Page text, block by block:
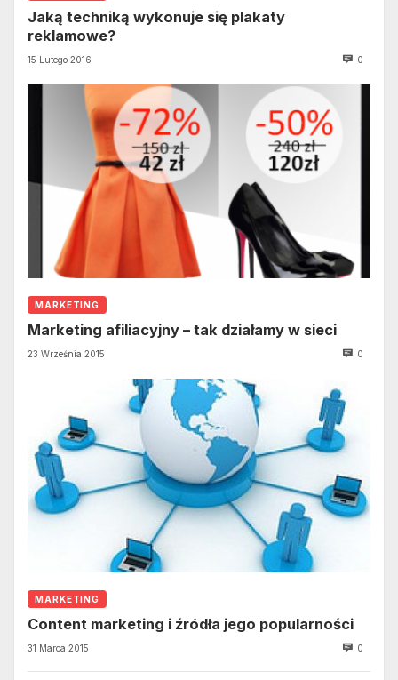
Jaką techniką wykonuje się plakaty
reklamowe?
15 Lutego 2016 0
MARKETING
Marketing afiliacyjny – tak działamy w sieci
23 Września 2015 0
MARKETING
Content marketing i źródła jego popularności
31 Marca 2015 0